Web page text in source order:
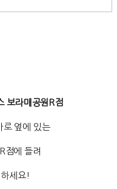
보라매공원R점
로 옆에 있는
점에 들려
세요!